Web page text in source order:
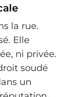
la rue.
Elle
ni privée.
soudé
un